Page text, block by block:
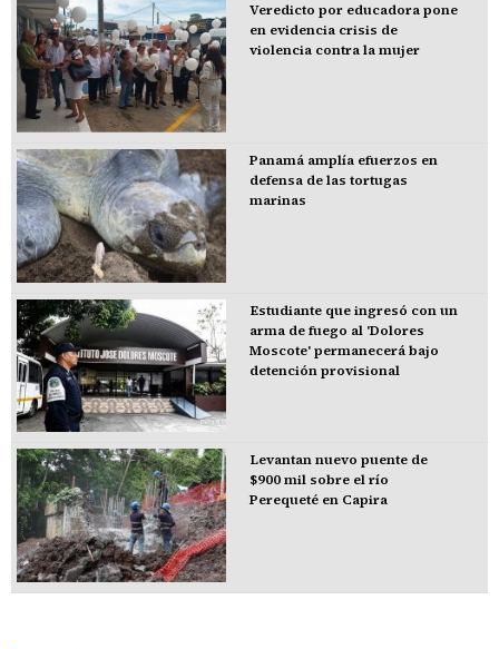
Veredicto por educadora pone
en evidencia crisis de
violencia contra la mujer
Panamá amplía efuerzos en
defensa de las tortugas
marinas
Estudiante que ingresó con un
arma de fuego al 'Dolores
Moscote' permanecerá bajo
detención provisional
Levantan nuevo puente de
$900 mil sobre el río
Perequeté en Capira